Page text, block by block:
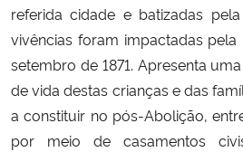
referida cidade e batizadas
vivências foram impactadas
setembro de 1871. Apresenta
de vida destas crianças e das
a constituir no pós-Abolição,
por meio de casamentos